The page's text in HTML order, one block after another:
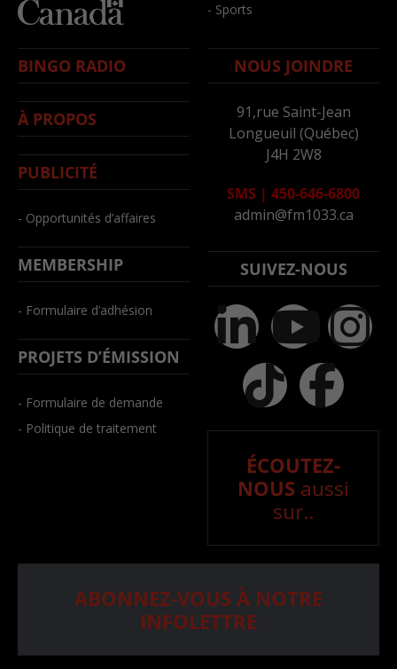
- Sports
BINGO RADIO
À PROPOS
PUBLICITÉ
- Opportunités d’affaires
MEMBERSHIP
- Formulaire d’adhésion
PROJETS D’ÉMISSION
- Formulaire de demande
- Politique de traitement
NOUS JOINDRE
91,rue Saint-Jean
Longueuil (Québec)
J4H 2W8
SMS | 450-646-6800
admin@fm1033.ca
SUIVEZ-NOUS
ÉCOUTEZ-
NOUS aussi
sur..
ABONNEZ-VOUS À NOTRE
INFOLETTRE